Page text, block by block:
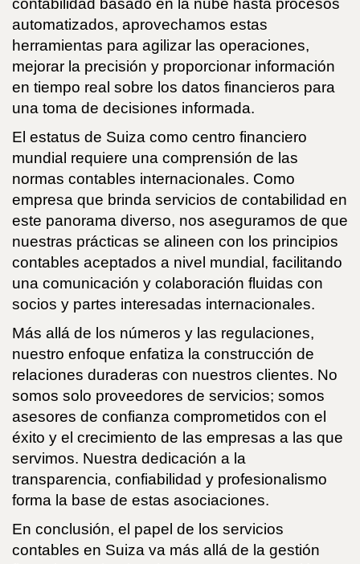
automatizados, aprovechamos estas
herramientas para agilizar las operaciones,
mejorar la precisión y proporcionar información
en tiempo real sobre los datos financieros para
una toma de decisiones informada.
El estatus de Suiza como centro financiero
mundial requiere una comprensión de las
normas contables internacionales. Como
empresa que brinda servicios de contabilidad en
este panorama diverso, nos aseguramos de que
nuestras prácticas se alineen con los principios
contables aceptados a nivel mundial, facilitando
una comunicación y colaboración fluidas con
socios y partes interesadas internacionales.
Más allá de los números y las regulaciones,
nuestro enfoque enfatiza la construcción de
relaciones duraderas con nuestros clientes. No
somos solo proveedores de servicios; somos
asesores de confianza comprometidos con el
éxito y el crecimiento de las empresas a las que
servimos. Nuestra dedicación a la
transparencia, confiabilidad y profesionalismo
forma la base de estas asociaciones.
En conclusión, el papel de los servicios
contables en Suiza va más allá de la gestión